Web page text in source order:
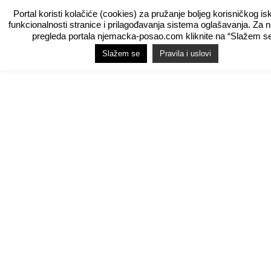
Portal koristi kolačiće (cookies) za pružanje boljeg korisničkog
funkcionalnosti stranice i prilagođavanja sistema oglašavanja. Za
pregleda portala njemacka-posao.com kliknite na “Slažem
Slažem se Pravila i uslovi